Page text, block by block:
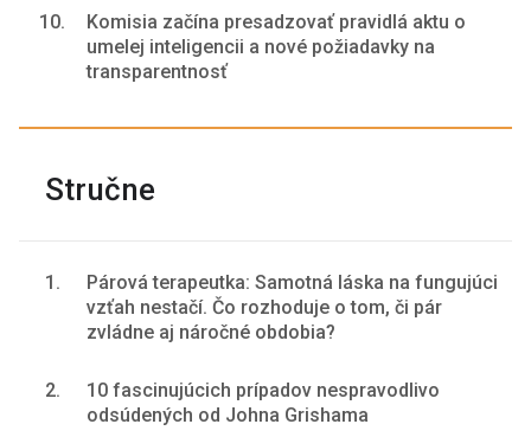
10.
Komisia začína presadzovať pravidlá aktu o
umelej inteligencii a nové požiadavky na
transparentnosť
Stručne
1.
Párová terapeutka: Samotná láska na fungujúci
vzťah nestačí. Čo rozhoduje o tom, či pár
zvládne aj náročné obdobia?
2.
10 fascinujúcich prípadov nespravodlivo
odsúdených od Johna Grishama